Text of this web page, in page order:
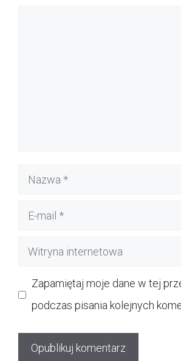
Nazwa
Witryna
Zapamiętaj moje dane w tej
podczas pisania kolejnych